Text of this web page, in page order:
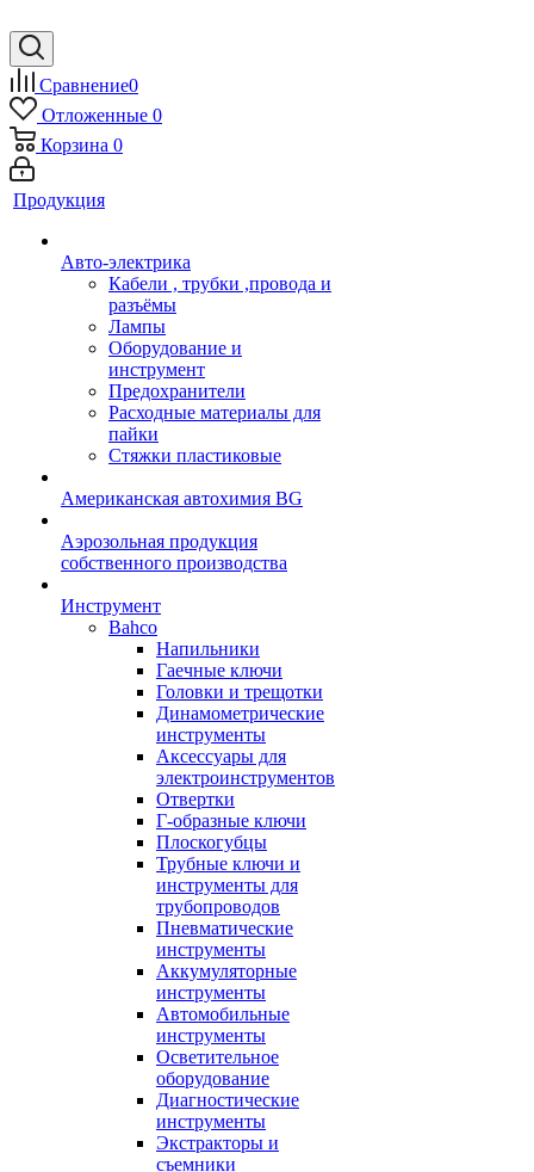
Сравнение0
Отложенные 0
Корзина 0
Продукция
Авто-электрика
Кабели , трубки ,провода и
разъёмы
Лампы
Оборудование и
инструмент
Предохранители
Расходные материалы для
пайки
Стяжки пластиковые
Американская автохимия BG
Аэрозольная продукция
собственного производства
Инструмент
Bahco
Напильники
Гаечные ключи
Головки и трещотки
Динамометрические
инструменты
Аксессуары для
электроинструментов
Отвертки
Г-образные ключи
Плоскогубцы
Трубные ключи и
инструменты для
трубопроводов
Пневматические
инструменты
Аккумуляторные
инструменты
Автомобильные
инструменты
Осветительное
оборудование
Диагностические
инструменты
Экстракторы и
съемники